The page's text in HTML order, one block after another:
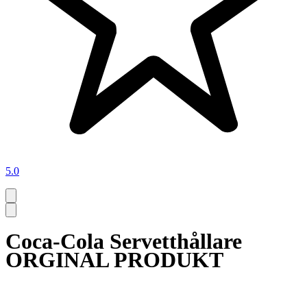
5.0
Coca-Cola Servetthållare
ORGINAL PRODUKT